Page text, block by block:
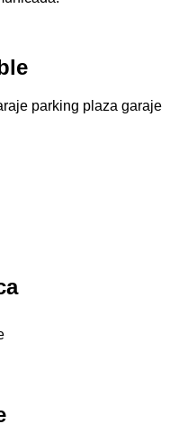
parking plaza garaje